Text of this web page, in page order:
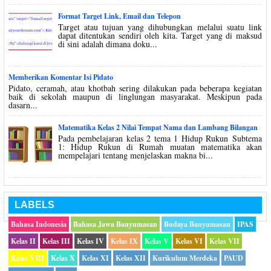
Format Target Link, Email dan Telepon
Target atau tujuan yang dihubungkan melalui suatu link
dapat ditentukan sendiri oleh kita. Target yang di maksud
di sini adalah dimana doku...
Memberikan Komentar Isi Pidato
Pidato, ceramah, atau khotbah sering dilakukan pada beberapa kegiatan
baik di sekolah maupun di linglungan masyarakat. Meskipun pada
dasarn...
Matematika Kelas 2 Nilai Tempat Nama dan Lambang Bilangan
Pada pembelajaran kelas 2 tema 1 Hidup Rukun Subtema
1: Hidup Rukun di Rumah muatan matematika akan
mempelajari tentang menjelaskan makna bi...
LABELS
Bahasa Indonesia
Bahasa Jawa Banyumasan Budaya Banyumasan
IPAS
Kelas II
Kelas III Kelas IV Kelas IX Kelas V Kelas VI
Kelas VII
Kelas VIII
Kelas X Kelas XI Kelas XII Kurikulum Merdeka
PAUD